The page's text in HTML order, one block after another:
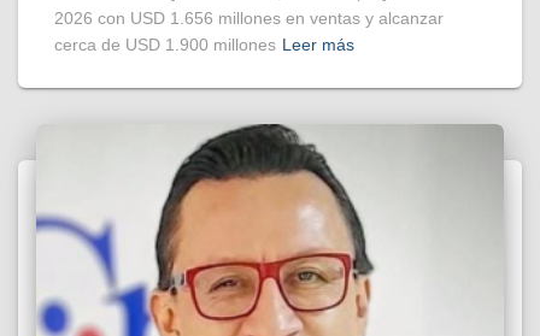
2026 con USD 1.656 millones en ventas y alcanzar
cerca de USD 1.900 millones Leer más